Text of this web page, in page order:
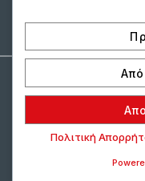
Copyright® 2004 –2026
Developed by
Πολιτική
Πολιτική